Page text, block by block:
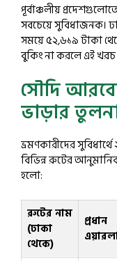
পূর্বাঞ্চলীয়
সবচেয়ে সুবিধাজনক।
সময়ে ৫২,৬১৯ টাকা
বুকিং না করলে এই খরচ
সৌদি
ভাড়ার
ভ্রমণকারীদের
বিভিন্ন রুটের
হলো:
রুটের নাম
(ঢাকা
থেকে)
প্রধান